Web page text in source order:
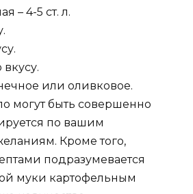
– 4-5 ст. л.
или оливковое.
могут быть совершенно
по вашим
Кроме того,
подразумевается
муки картофельным